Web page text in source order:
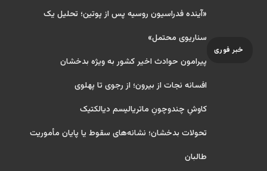
خبر فوری
«آینده فدراسیون روسیه پس از پوتین؛ تحلیل یک
سناریوی محتمل»
پیرامون حوادث اخیر کشور به ویژه بدخشان
افسانه نجات از بیرون؛ از رجوی تا پهلوی
کاوشِ چندو‌چونِ ماتریالیسم دیالکتیک
تحولات بدخشان؛ نشانه‌های سقوط یا پایان مأموریت
طالبان